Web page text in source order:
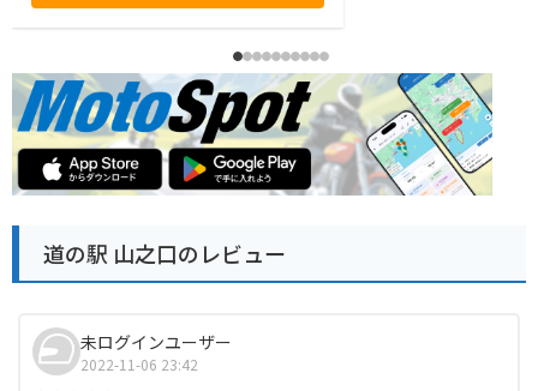
道の駅 山之口のレビュー
未ログインユーザー
2022-11-06 23:42